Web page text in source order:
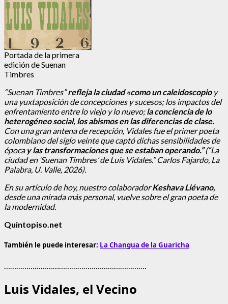
Portada de la primera
edición de Suenan
Timbres
“Suenan Timbres”refleja la ciudad «como un caleidoscopioy
una yuxtaposición de concepciones y sucesos; los impactos del
enfrentamiento entre lo viejo y lo nuevo;la conciencia de lo
heterogéneo social, los abismos en las diferencias de clase.
Con una gran antena de recepción, Vidales fue el primer poeta
colombiano del siglo veinte que captó dichas sensibilidades de
época y las transformaciones que se estaban operando.”(“La
ciudad en ‘Suenan Timbres’ de Luis Vidales.” Carlos Fajardo, La
Palabra, U. Valle, 2026).
En su artículo de hoy, nuestro colaboradorKeshava Liévano,
desde una mirada más personal, vuelve sobre el gran poeta de
la modernidad.
Quintopiso.net
También le puede interesar: La Changua de la Guaricha
…………………………………………………………….
Luis Vidales, el Vecino